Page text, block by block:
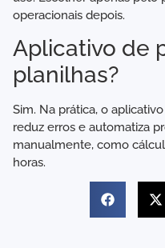
operacionais depois.
Aplicativo de
planilhas?
Sim. Na prática, o
reduz erros e automatiza
manualmente, como
horas.